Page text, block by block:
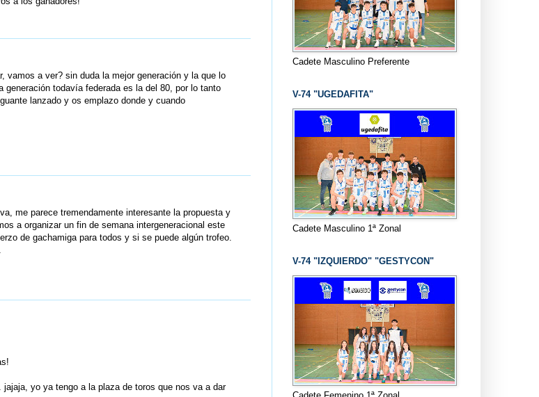
vamos a ver? sin duda la mejor generación y la que lo
generación todavía federada es la del 80, por lo tanto
lanzado y os emplazo donde y cuando
me parece tremendamente interesante la propuesta y
a organizar un fin de semana intergeneracional este
de gachamiga para todos y si se puede algún trofeo.
jajaja, yo ya tengo a la plaza de toros que nos va a dar
Cadete Masculino Preferente
V-74 "UGEDAFITA"
Cadete Masculino 1ª Zonal
V-74 "IZQUIERDO" "GESTYCON"